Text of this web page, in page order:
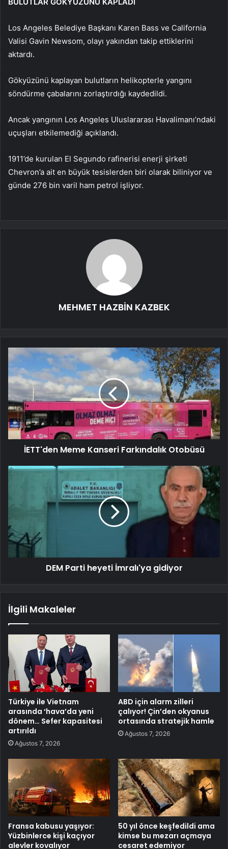
Los Angeles Belediye Başkanı Karen Bass ve California
Valisi Gavin Newsom, olayı yakından takip ettiklerini
aktardı.
Gökyüzünü kaplayan bulutların helikopterle yangını
söndürme çabalarını zorlaştırdığı kaydedildi.
Ancak yangının Los Angeles Uluslararası Havalimanı’ndaki
uçuşları etkilemediği açıklandı.
1911’de kurulan El Segundo rafinerisi enerji şirketi
Chevron’a ait en büyük tesislerden biri olarak biliniyor ve
günde 276 bin varil ham petrol işliyor.
MEHMET HAZBİN KAZBEK
İETT'den Meme Kanseri Farkındalık Otobüsü
DEM Parti heyeti İmralı'ya gidiyor
İlgili Makaleler
Türkiye ile Vietnam
arasında ‘hava’da yeni
dönem… Sefer kapasitesi
artırıldı
Ağustos 7, 2026
ABD için alarm zilleri
çalıyor! Çin’den okyanus
ortasında stratejik hamle
Ağustos 7, 2026
Fransa kabusu yaşıyor:
Yüzbinlerce kişi kaçıyor
alevler kovalıyor
50 yıl önce keşfedildi ama
kimse bu mezarı açmaya
cesaret edemiyor